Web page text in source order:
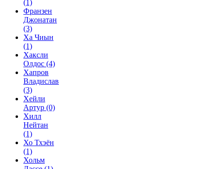
(1)
Франзен
Джонатан
(3)
Ха Чиын
(1)
Хаксли
Олдос (4)
Хапров
Владислав
(3)
Хейли
Артур (0)
Хилл
Нейтан
(1)
Хо Тхэён
(1)
Хольм